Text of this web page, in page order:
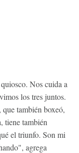
Nos cuida a
los tres juntos.
también boxeó,
tiene también
el triunfo. Son mi
agrega